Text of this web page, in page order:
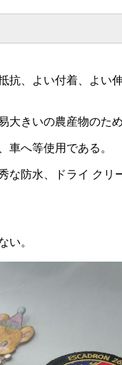
抗、よい付着、よい
大きいの農産物のた
車へ等使用である。
な防水、ドライ ク
い。